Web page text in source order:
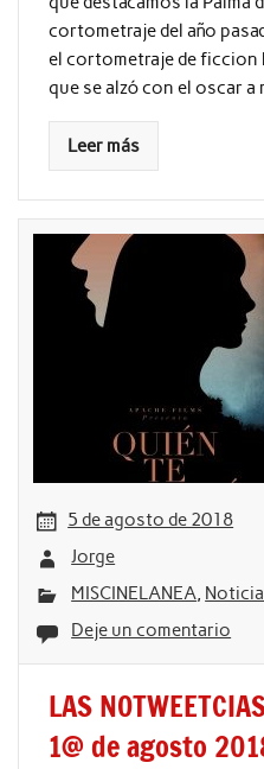
cortometraje del año
el cortometraje de ficcion
que se alzó con el oscar
Leer más
5 de agosto de 2018
Jorge
MISCINELANEA,
Deje un comentario
LAS
1@ de agosto